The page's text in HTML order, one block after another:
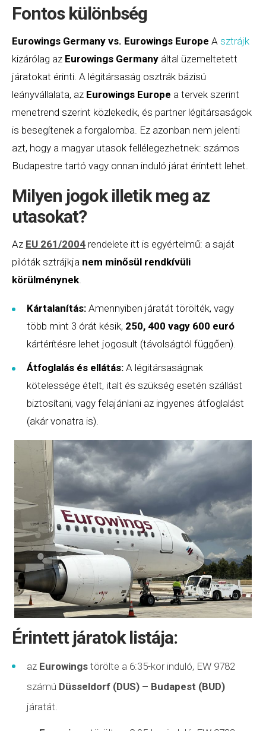
Fontos különbség
Eurowings Germany vs. Eurowings Europe A sztrájk
kizárólag az Eurowings Germany által üzemeltetett
járatokat érinti. A légitársaság osztrák bázisú
leányvállalata, az Eurowings Europe a tervek szerint
menetrend szerint közlekedik, és partner légitársaságok
is besegítenek a forgalomba. Ez azonban nem jelenti
azt, hogy a magyar utasok fellélegezhetnek: számos
Budapestre tartó vagy onnan induló járat érintett lehet.
Milyen jogok illetik meg az
utasokat?
Az EU 261/2004 rendelete itt is egyértelmű: a saját
pilóták sztrájkja nem minősül rendkívüli
körülménynek
Kártalanítás: Amennyiben járatát törölték, vagy
több mint 3 órát késik, 250, 400 vagy 600 euró
kártérítésre lehet jogosult (távolságtól függően).
Átfoglalás és ellátás: A légitársaságnak
kötelessége ételt, italt és szükség esetén szállást
biztosítani, vagy felajánlani az ingyenes átfoglalást
(akár vonatra is).
Érintett járatok listája:
az Eurowings törölte a 6:35-kor induló, EW 9782
számú Düsseldorf (DUS) – Budapest (BUD)
járatát.